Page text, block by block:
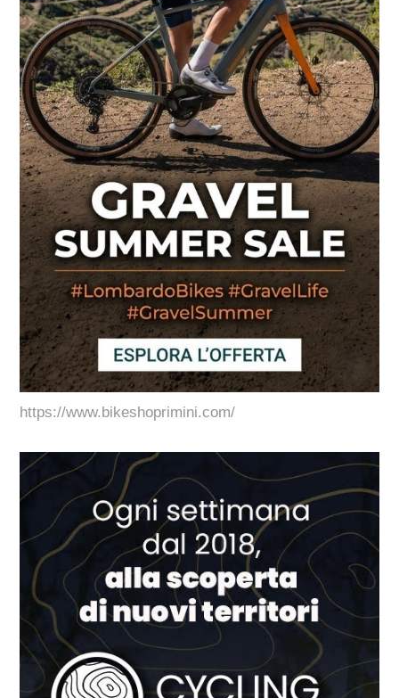
https://www.bikeshoprimini.com/